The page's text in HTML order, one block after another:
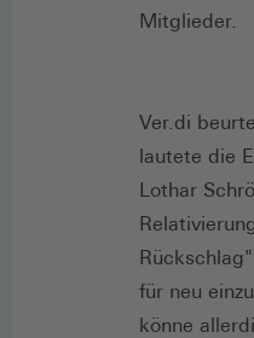
Mitglieder.
Ver.di
lautete die
Lothar
für neu
könne